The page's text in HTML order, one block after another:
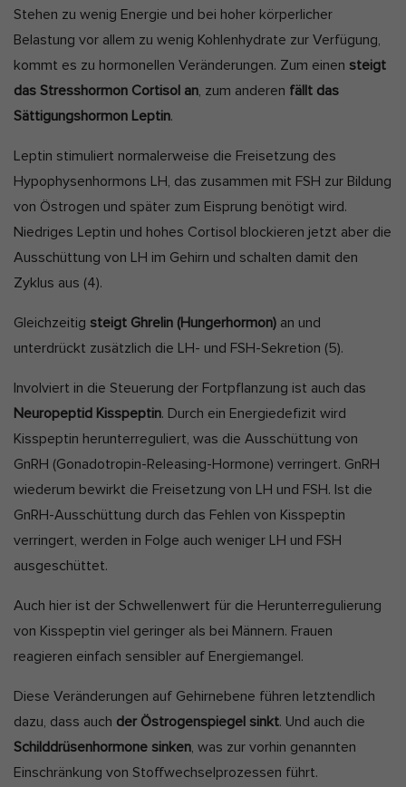
Stehen zu wenig Energie und bei hoher körperlicher
Belastung vor allem zu wenig Kohlenhydrate zur Verfügung,
kommt es zu hormonellen Veränderungen. Zum einen steigt
das Stresshormon Cortisol an , zum anderen fällt das
Sättigungshormon Leptin.
Leptin stimuliert normalerweise die Freisetzung des
Hypophysenhormons LH, das zusammen mit FSH zur Bildung
von Östrogen und später zum Eisprung benötigt wird.
Niedriges Leptin und hohes Cortisol blockieren jetzt aber die
Ausschüttung von LH im Gehirn und schalten damit den
Zyklus aus (4).
Gleichzeitig steigt Ghrelin (Hungerhormon) an und
unterdrückt zusätzlich die LH- und FSH-Sekretion (5).
Involviert in die Steuerung der Fortpflanzung ist auch das
Neuropeptid Kisspeptin. Durch ein Energiedefizit wird
Kisspeptin herunterreguliert, was die Ausschüttung von
GnRH (Gonadotropin-Releasing-Hormone) verringert. GnRH
wiederum bewirkt die Freisetzung von LH und FSH. Ist die
GnRH-Ausschüttung durch das Fehlen von Kisspeptin
verringert, werden in Folge auch weniger LH und FSH
ausgeschüttet.
Auch hier ist der Schwellenwert für die Herunterregulierung
von Kisspeptin viel geringer als bei Männern. Frauen
reagieren einfach sensibler auf Energiemangel.
Diese Veränderungen auf Gehirnebene führen letztendlich
dazu, dass auch der Östrogenspiegel sinkt. Und auch die
Schilddrüsenhormone sinken , was zur vorhin genannten
Einschränkung von Stoffwechselprozessen führt.